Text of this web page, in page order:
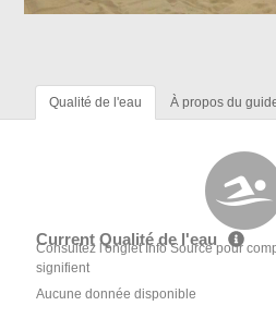
Qualité de l'eau À propos du
Current Qualité de l'eau
Consultez l'onglet Info Source pour
signifient
Aucune donnée disponible